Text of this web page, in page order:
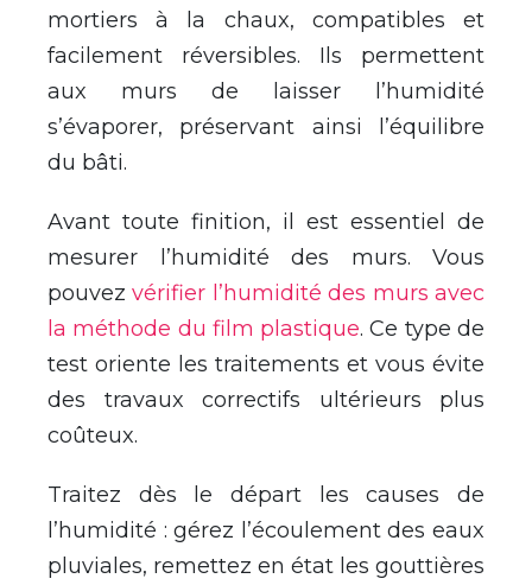
mortiers à la chaux, compatibles et
facilement réversibles. Ils permettent
aux murs de laisser l’humidité
s’évaporer, préservant ainsi l’équilibre
du bâti.
Avant toute finition, il est essentiel de
mesurer l’humidité des murs. Vous
pouvezvérifier l’humidité des murs avec
la méthode du film plastique. Ce type de
test oriente les traitements et vous évite
des travaux correctifs ultérieurs plus
coûteux.
Traitez dès le départ les causes de
l’humidité : gérez l’écoulement des eaux
pluviales, remettez en état les gouttières